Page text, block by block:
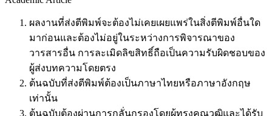
ผลงานที่ส่งตีพิมพ์จะต้องไม่เคยเผยแพร่ในสิ่งตีพิมพ์อื่นใด
มาก่อนและต้องไม่อยู่ในระหว่างการพิจารณาของ
วารสารอื่น การละเมิดลิขสิทธิ์ถือเป็นความรับผิดชอบของ
ผู้ส่งบทความโดยตรง
ต้นฉบับที่ส่งตีพิมพ์ต้องเป็นภาษาไทยหรือภาษาอังกฤษ
เท่านั้น
ต้นฉบับต้องผ่านการกลั่นกรองโดยผู้ทรงคุณวุฒิและได้รับ